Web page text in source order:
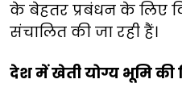
के बेहतर प्रबंधन के लिए
संचालित की जा रही हैं।
देश में खेती योग्य भूमि की